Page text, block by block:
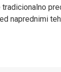
tradicionalno
naprednimi